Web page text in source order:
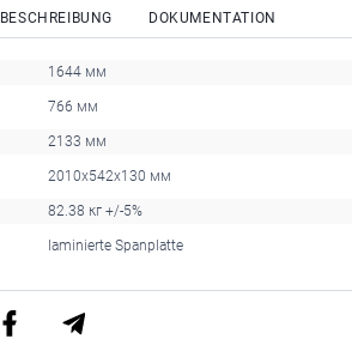
BESCHREIBUNG DOKUMENTATION
1644 мм
766 мм
2133 мм
2010x542x130 мм
82.38 кг +/-5%
laminierte Spanplatte